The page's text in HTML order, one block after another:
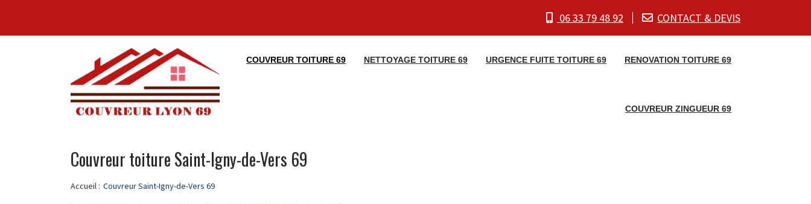
06 33 79 48 92 CONTACT & DEVIS
COUVREUR TOITURE 69 NETTOYAGE TOITURE 69 URGENCE FUITE TOITURE 69 RENOVATION TOITURE 69
COUVREUR ZINGUEUR 69
Couvreur toiture Saint-Igny-de-Vers 69
Accueil : Couvreur Saint-Igny-de-Vers 69